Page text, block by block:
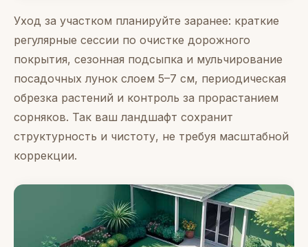
Уход за участком планируйте заранее: краткие
регулярные сессии по очистке дорожного
покрытия, сезонная подсыпка и мульчирование
посадочных лунок слоем 5–7 см, периодическая
обрезка растений и контроль за прорастанием
сорняков. Так ваш ландшафт сохранит
структурность и чистоту, не требуя масштабной
коррекции.